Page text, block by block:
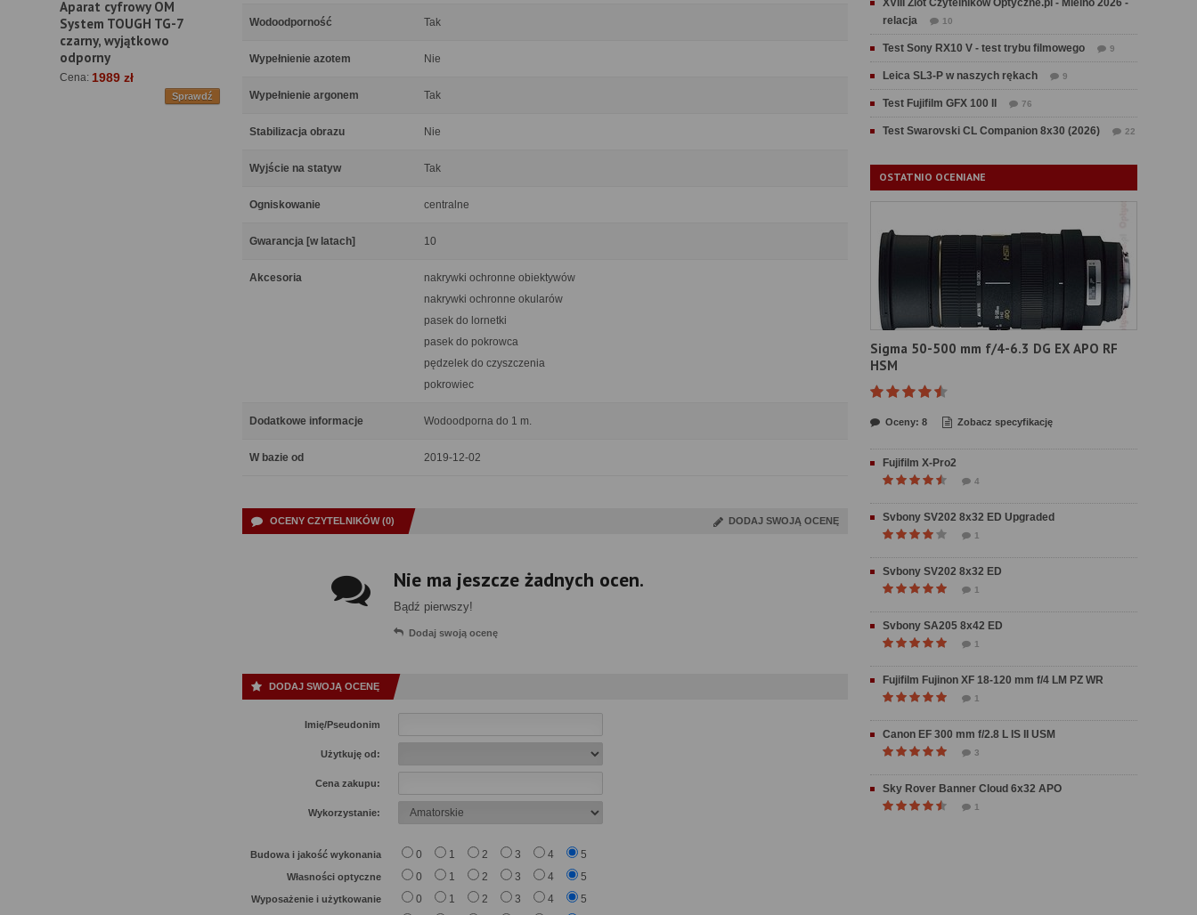
Aparat cyfrowy OM
System TOUGH TG-7
czarny, wyjątkowo
odporny
Cena: 1989 zł
Sprawdź
Wodoodporność Tak
Wypełnienie azotem Nie
Wypełnienie argonem Tak
Stabilizacja obrazu Nie
Wyjście na statyw Tak
Ogniskowanie centralne
Gwarancja [w latach] 10
Akcesoria
nakrywki ochronne obiektywów
nakrywki ochronne okularów
pasek do lornetki
pasek do pokrowca
pędzelek do czyszczenia
pokrowiec
Dodatkowe informacje Wodoodporna do 1 m.
W bazie od 2019-12-02
OCENY CZYTELNIKÓW (0) DODAJ SWOJĄ OCENĘ
Nie ma jeszcze żadnych ocen.
Bądź pierwszy!
Dodaj swoją ocenę
DODAJ SWOJĄ OCENĘ
Imię/Pseudonim
Użytkuję od:
Cena zakupu:
Wykorzystanie:
Budowa i jakość wykonania 0 1 2 3 4 5
Własności optyczne 0 1 2 3 4 5
Wyposażenie i użytkowanie 0 1 2 3 4 5
XVIII Zlot Czytelników Optyczne.pl - Mielno 2026 -
relacja
10
Test Sony RX10 V - test trybu filmowego 9
Leica SL3-P w naszych rękach 9
Test Fujifilm GFX 100 II 76
Test Swarovski CL Companion 8x30 (2026) 22
OSTATNIO OCENIANE
Sigma 50-500 mm f/4-6.3 DG EX APO RF
HSM
Oceny: 8 Zobacz specyfikację
Fujifilm X-Pro2
4
Svbony SV202 8x32 ED Upgraded
1
Svbony SV202 8x32 ED
1
Svbony SA205 8x42 ED
1
Fujifilm Fujinon XF 18-120 mm f/4 LM PZ WR
1
Canon EF 300 mm f/2.8 L IS II USM
3
Sky Rover Banner Cloud 6x32 APO
1